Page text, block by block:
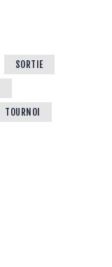
SORTIE
TOURNOI